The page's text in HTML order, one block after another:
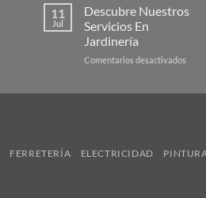
Jardín
11
Jul
Descubre Nuestros
Servicios En
Jardinería
Comentarios desactivados
FERRETERÍA ELECTRICIDAD